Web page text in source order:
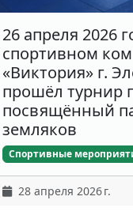
26 апреля 2026
спортивном
«Виктория» г.
прошёл турнир
посвящённый
земляков
Спортивные
28 апреля 2026 г.